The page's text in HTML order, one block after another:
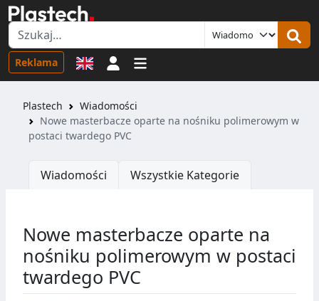
Reklama Logowanie
Plastech
Wiadomości
Nowe masterbacze oparte na nośniku polimerowym w
postaci twardego PVC
Wiadomości Wszystkie Kategorie
Nowe masterbacze oparte na
nośniku polimerowym w postaci
twardego PVC